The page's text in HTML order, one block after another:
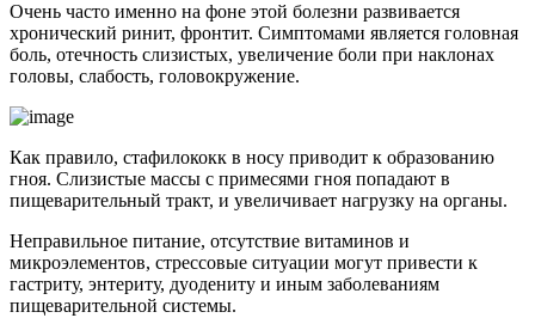
Очень часто именно на фоне этой болезни развивается
хронический ринит, фронтит. Симптомами является головная
боль, отечность слизистых, увеличение боли при наклонах
головы, слабость, головокружение.
Как правило, стафилококк в носу приводит к образованию
гноя. Слизистые массы с примесями гноя попадают в
пищеварительный тракт, и увеличивает нагрузку на органы.
Неправильное питание, отсутствие витаминов и
микроэлементов, стрессовые ситуации могут привести к
гастриту, энтериту, дуодениту и иным заболеваниям
пищеварительной системы.